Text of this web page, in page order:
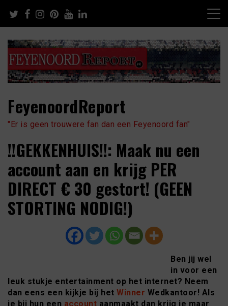
content
FeyenoordReport
"Er is geen trouwere fan dan een Feyenoord fan"
!!GEKKENHUIS!!: Maak nu een
account aan en krijg PER
DIRECT € 30 gestort! (GEEN
STORTING NODIG!)
Ben jij wel
in voor een
leuk stukje entertainment op het internet? Neem
dan eens een kijkje bij het Winner Wedkantoor! Als
je bij hun een account aanmaakt dan krijg je maar